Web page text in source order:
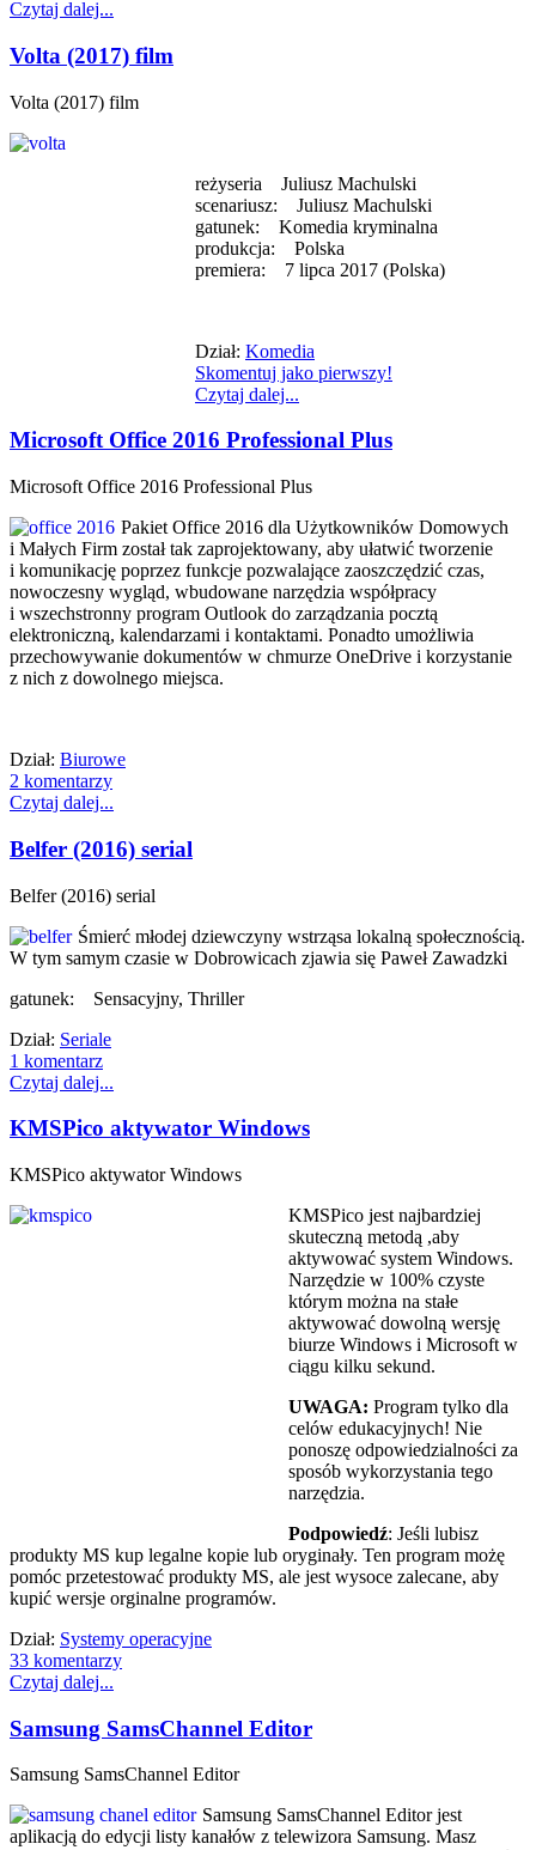
Czytaj dalej...
Volta (2017) film
Volta (2017) film
reżyseria Juliusz Machulski
scenariusz: Juliusz Machulski
gatunek: Komedia kryminalna
produkcja: Polska
premiera: 7 lipca 2017 (Polska)
Dział: Komedia
Skomentuj jako pierwszy!
Czytaj dalej...
Microsoft Office 2016 Professional Plus
Microsoft Office 2016 Professional Plus
Pakiet Office 2016 dla Użytkowników Domowych
i Małych Firm został tak zaprojektowany, aby ułatwić tworzenie
i komunikację poprzez funkcje pozwalające zaoszczędzić czas,
nowoczesny wygląd, wbudowane narzędzia współpracy
i wszechstronny program Outlook do zarządzania pocztą
elektroniczną, kalendarzami i kontaktami. Ponadto umożliwia
przechowywanie dokumentów w chmurze OneDrive i korzystanie
z nich z dowolnego miejsca.
Dział: Biurowe
2 komentarzy
Czytaj dalej...
Belfer (2016) serial
Belfer (2016) serial
Śmierć młodej dziewczyny wstrząsa lokalną społecznością.
W tym samym czasie w Dobrowicach zjawia się Paweł Zawadzki
gatunek: Sensacyjny, Thriller
Dział: Seriale
1 komentarz
Czytaj dalej...
KMSPico aktywator Windows
KMSPico aktywator Windows
KMSPico jest najbardziej
skuteczną metodą ,aby
aktywować system Windows.
Narzędzie w 100% czyste
którym można na stałe
aktywować dowolną wersję
biurze Windows i Microsoft w
ciągu kilku sekund.
UWAGA: Program tylko dla
celów edukacyjnych! Nie
ponoszę odpowiedzialności za
sposób wykorzystania tego
narzędzia.
Podpowiedź: Jeśli lubisz
produkty MS kup legalne kopie lub oryginały. Ten program możę
pomóc przetestować produkty MS, ale jest wysoce zalecane, aby
kupić wersje orginalne programów.
Dział: Systemy operacyjne
33 komentarzy
Czytaj dalej...
Samsung SamsChannel Editor
Samsung SamsChannel Editor
Samsung SamsChannel Editor jest
aplikacją do edycji listy kanałów z telewizora Samsung. Masz